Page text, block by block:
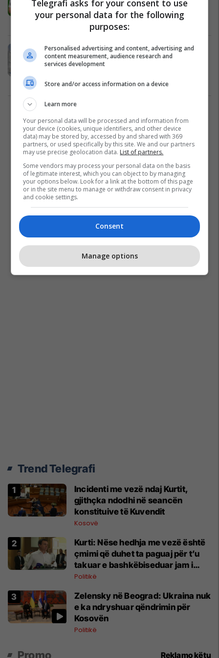
dhe Real Madridin
Ndërkombëtare 24/04/2021
Juventusi njofton se Rodrigo
Bentancur është shëruar nga
COVID-19
Serie A 19/03/2021
Trend Telegrafi
Incidenti me vezë ndaj Kurtit,
gjithçka ndodhi në seancën
konstituive të Kuvendit
Kosovë
Kurti: Nëse hedhja me vezë është
çmimi që duhet ta paguaj për t’u
takuar e bashkëbiseduar jam i
lumtur ta bëj këtë
Politikë
Zelensky në Beograd: Ukraina nuk
e ka ndryshuar qëndrimin për
Kosovën
Politikë
Promo Reklamo këtu
Telegrafi asks for your consent to use
your personal data for the following
purposes:
Personalised advertising and content, advertising and
content measurement, audience research and
services development
Store and/or access information on a device
Learn more
Your personal data will be processed and information from
your device (cookies, unique identifiers, and other device
data) may be stored by, accessed by and shared with 369
partners, or used specifically by this site. We and our partners
may use precise geolocation data. List of partners.
Some vendors may process your personal data on the basis
of legitimate interest, which you can object to by managing
your options below. Look for a link at the bottom of this page
or in the site menu to manage or withdraw consent in privacy
and cookie settings.
Consent
Manage options